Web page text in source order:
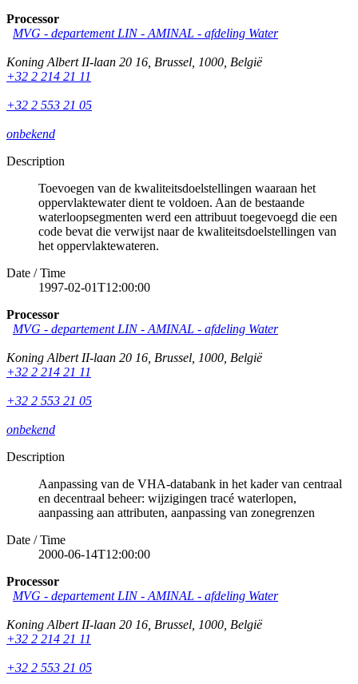
Processor
MVG - departement LIN - AMINAL - afdeling Water
Koning Albert II-laan 20 16 Brussel 1000 België
+32 2 214 21 11
+32 2 553 21 05
onbekend
Description
Toevoegen van de kwaliteitsdoelstellingen waaraan het
oppervlaktewater dient te voldoen. Aan de bestaande
waterloopsegmenten werd een attribuut toegevoegd die een
code bevat die verwijst naar de kwaliteitsdoelstellingen van
het oppervlaktewateren.
Date / Time
1997-02-01T12:00:00
Processor
MVG - departement LIN - AMINAL - afdeling Water
Koning Albert II-laan 20 16 Brussel 1000 België
+32 2 214 21 11
+32 2 553 21 05
onbekend
Description
Aanpassing van de VHA-databank in het kader van centraal
en decentraal beheer: wijzigingen tracé waterlopen,
aanpassing aan attributen, aanpassing van zonegrenzen
Date / Time
2000-06-14T12:00:00
Processor
MVG - departement LIN - AMINAL - afdeling Water
Koning Albert II-laan 20 16 Brussel 1000 België
+32 2 214 21 11
+32 2 553 21 05